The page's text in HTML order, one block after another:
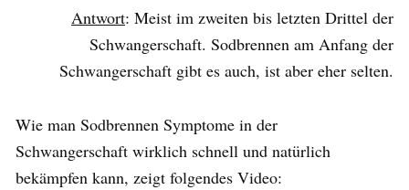
Antwort: Meist im zweiten bis letzten Drittel der
Schwangerschaft. Sodbrennen am Anfang der
Schwangerschaft gibt es auch, ist aber eher selten.
Wie man Sodbrennen Symptome in der
Schwangerschaft wirklich schnell und natürlich
bekämpfen kann, zeigt folgendes Video: